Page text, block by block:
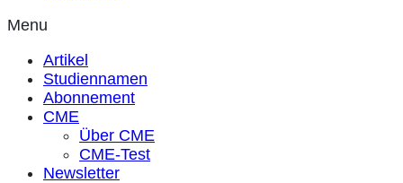
Menu
Artikel
Studiennamen
Abonnement
CME
Über CME
CME-Test
Newsletter